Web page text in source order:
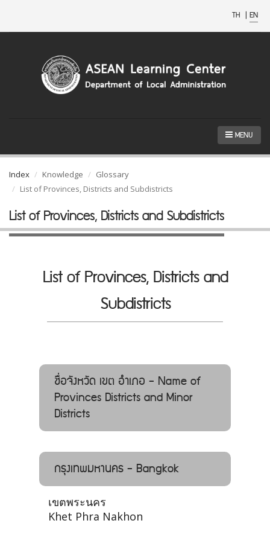
TH | EN
MENU
Index Knowledge
Glossary
List of Provinces, Districts and Subdistricts
List of Provinces, Districts and Subdistricts
List of Provinces, Districts and
Subdistricts
ชื่อจังหวัด เขต อำเภอ - Name of
Provinces Districts and Minor
Districts
กรุงเทพมหานคร - Bangkok
เขตพระนคร
Khet Phra Nakhon